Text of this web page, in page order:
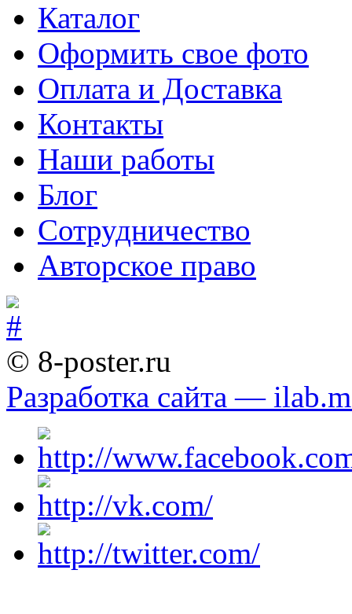
Каталог
Оформить свое фото
Оплата и Доставка
Контакты
Наши работы
Блог
Сотрудничество
Авторское право
© 8-poster.ru
Разработка сайта —